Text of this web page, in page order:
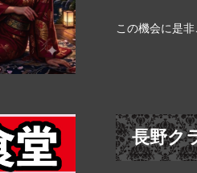
この機会に是
長野ク